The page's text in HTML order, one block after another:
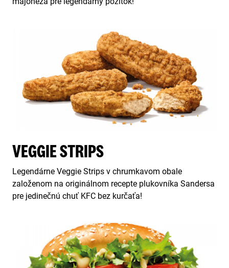
VEGGIE STRIPS
Legendárne Veggie Strips v chrumkavom obale
založenom na originálnom recepte plukovníka Sandersa
pre jedinečnú chuť KFC bez kurčaťa!